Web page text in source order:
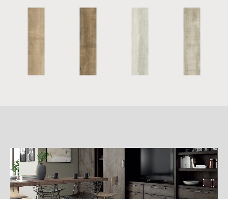
細
介
紹